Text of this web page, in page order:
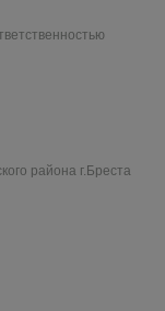
района г.Бреста